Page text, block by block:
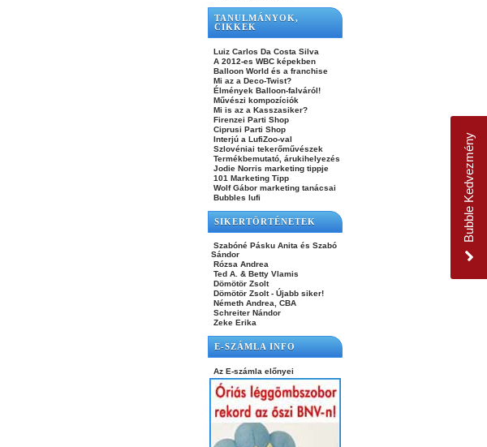
TANULMÁNYOK,
CIKKEK
Luiz Carlos Da Costa Silva
A 2012-es WBC képekben
Balloon World és a franchise
Mi az a Deco-Twist?
Élmények Balloon-falváról!
Művészi kompozíciók
Mi is az a Kasszasiker?
Firenzei Parti Shop
Ciprusi Parti Shop
Interjú a LufiZoo-val
Szlovéniai tekerőművészek
Termékbemutató, árukihelyezés
Jodie Norris marketing tippje
101 Marketing Tipp
Wolf Gábor marketing tanácsai
Bubbles lufi
SIKERTÖRTÉNETEK
Szabóné Pásku Anita és Szabó
Sándor
Rózsa Andrea
Ted A. & Betty Vlamis
Dömötör Zsolt
Dömötör Zsolt - Újabb siker!
Németh Andrea, CBA
Schreiter Nándor
Zeke Erika
E-SZÁMLA INFO
Az E-számla előnyei
Bubble Kedvezmény